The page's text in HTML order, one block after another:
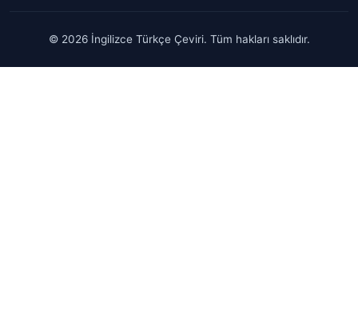
© 2026 İngilizce Türkçe Çeviri. Tüm hakları saklıdır.